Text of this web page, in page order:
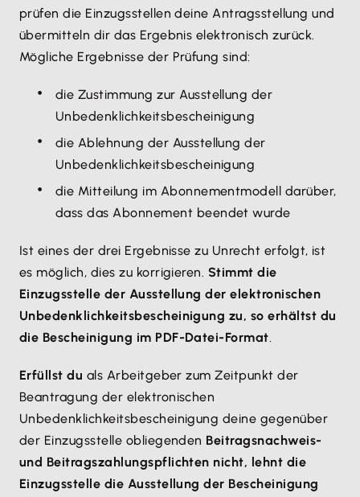
prüfen die Einzugsstellen deine Antragsstellung und
übermitteln dir das Ergebnis elektronisch zurück.
Mögliche Ergebnisse der Prüfung sind:
die Zustimmung zur Ausstellung der
Unbedenklichkeitsbescheinigung
die Ablehnung der Ausstellung der
Unbedenklichkeitsbescheinigung
die Mitteilung im Abonnementmodell darüber,
dass das Abonnement beendet wurde
Ist eines der drei Ergebnisse zu Unrecht erfolgt, ist
es möglich, dies zu korrigieren. Stimmt die
Einzugsstelle der Ausstellung der elektronischen
Unbedenklichkeitsbescheinigung zu, so erhältst du
die Bescheinigung im PDF-Datei-Format.
Erfüllst du als Arbeitgeber zum Zeitpunkt der
Beantragung der elektronischen
Unbedenklichkeitsbescheinigung deine gegenüber
der Einzugsstelle obliegenden Beitragsnachweis-
und Beitragszahlungspflichten nicht, lehnt die
Einzugsstelle die Ausstellung der Bescheinigung